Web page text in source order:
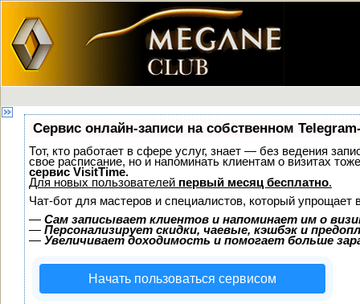
Сервис онлайн-записи на собственном
Тот, кто работает в сфере услуг, знает — без ведения
свое расписание, но и напоминать клиентам о визитах
сервис VisitTime.
Для новых пользователей первый месяц бесплатно.
Чат-бот для мастеров и специалистов, который упрощает
— Сам записывает клиентов и напоминает им о
— Персонализирует скидки, чаевые, кэшбэк и
— Увеличивает доходимость и помогает больше
Начать пользоваться сервисом